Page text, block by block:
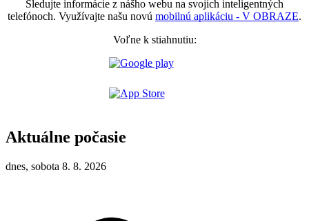
Sledujte informácie z nášho webu na svojich inteligentných
telefónoch. Využívajte našu novú mobilnú aplikáciu - V OBRAZE.
Voľne k stiahnutiu:
Aktuálne počasie
dnes, sobota 8. 8. 2026